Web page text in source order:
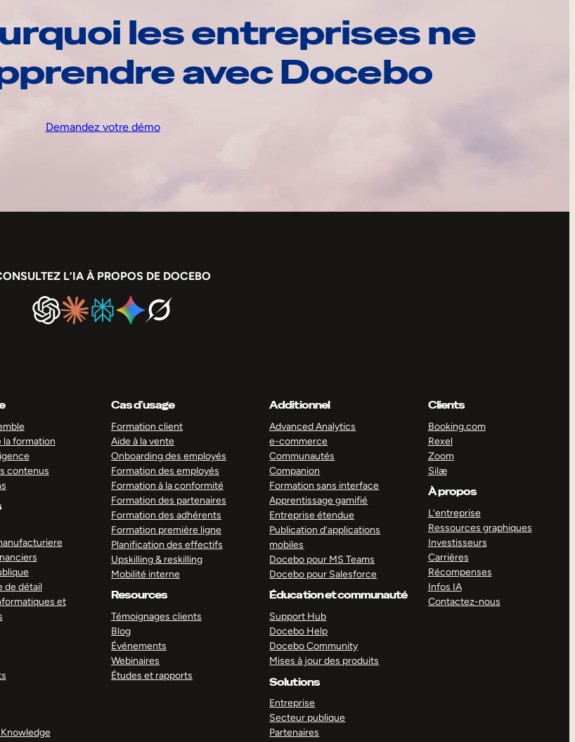
les entreprises ne
avec Docebo
Demandez votre démo
L’IA À PROPOS DE DOCEBO
la formation
contenus
de détail
et
Cas d’usage
Formation client
Aide à la vente
Onboarding des employés
Formation des employés
Formation à la conformité
Formation des partenaires
Formation des adhérents
Formation première ligne
Planification des effectifs
Upskilling & reskilling
Mobilité interne
Resources
Témoignages clients
Blog
Événements
Webinaires
Études et rapports
Additionnel
Advanced Analytics
e-commerce
Communautés
Companion
Formation sans interface
Apprentissage gamifié
Entreprise étendue
Publication d’applications
mobiles
Docebo pour MS Teams
Docebo pour Salesforce
Éducation et communauté
Support Hub
Docebo Help
Docebo Community
Mises à jour des produits
Solutions
Entreprise
Secteur publique
Partenaires
Clients
Booking.com
Rexel
Zoom
Silæ
À propos
L’entreprise
Ressources graphiques
Investisseurs
Carrières
Récompenses
Infos IA
Contactez-nous